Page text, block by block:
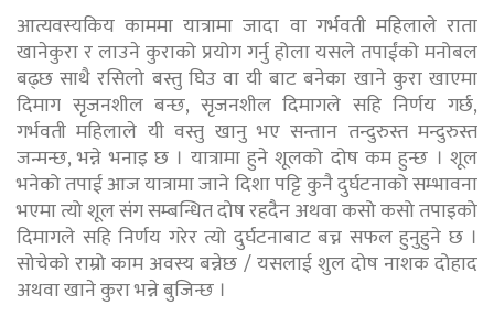
आत्यवस्यकिय काममा यात्रामा जादा वा गर्भवती महिलाले राता
खानेकुरा र लाउने कुराको प्रयोग गर्नु होला यसले तपाईंको मनोबल
बढ्छ साथै रसिलो बस्तु घिउ वा यी बाट बनेका खाने कुरा खाएमा
दिमाग सृजनशील बन्छ, सृजनशील दिमागले सहि निर्णय गर्छ,
गर्भवती महिलाले यी वस्तु खानु भए सन्तान तन्दुरुस्त मन्दुरुस्त
जन्मन्छ, भन्ने भनाइ छ । यात्रामा हुने शूलको दोष कम हुन्छ । शूल
भनेको तपाई आज यात्रामा जाने दिशा पट्टि कुनै दुर्घटनाको सम्भावना
भएमा त्यो शूल संग सम्बन्धित दोष रहदैन अथवा कसो कसो तपाइको
दिमागले सहि निर्णय गरेर त्यो दुर्घटनाबाट बच्न सफल हुनुहुने छ ।
सोचेको राम्रो काम अवस्य बन्नेछ / यसलाई शुल दोष नाशक दोहाद
अथवा खाने कुरा भन्ने बुजिन्छ ।